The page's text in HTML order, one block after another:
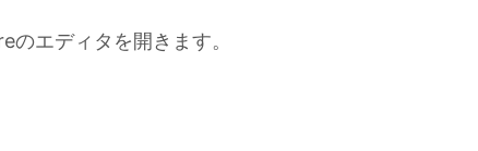
エディタを開きます。